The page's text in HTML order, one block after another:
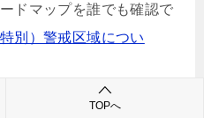
ドマップを誰でも確認で
別）警戒区域につい
TOPへ